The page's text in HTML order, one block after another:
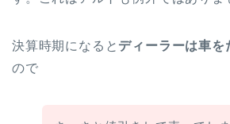
決算時期になると ディーラーは車を
ので